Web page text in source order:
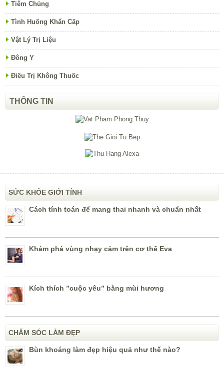
Tiêm Chủng
Tình Huống Khẩn Cấp
Vật Lý Trị Liệu
Đông Y
Điều Trị Không Thuốc
THÔNG TIN
SỨC KHỎE GIỚI TÍNH
Cách tính toán để mang thai nhanh và chuẩn nhất
Khám phá vùng nhạy cảm trên cơ thể Eva
Kích thích ”cuộc yêu” bằng mùi hương
CHĂM SÓC LÀM ĐẸP
Bùn khoáng làm đẹp hiệu quả như thế nào?